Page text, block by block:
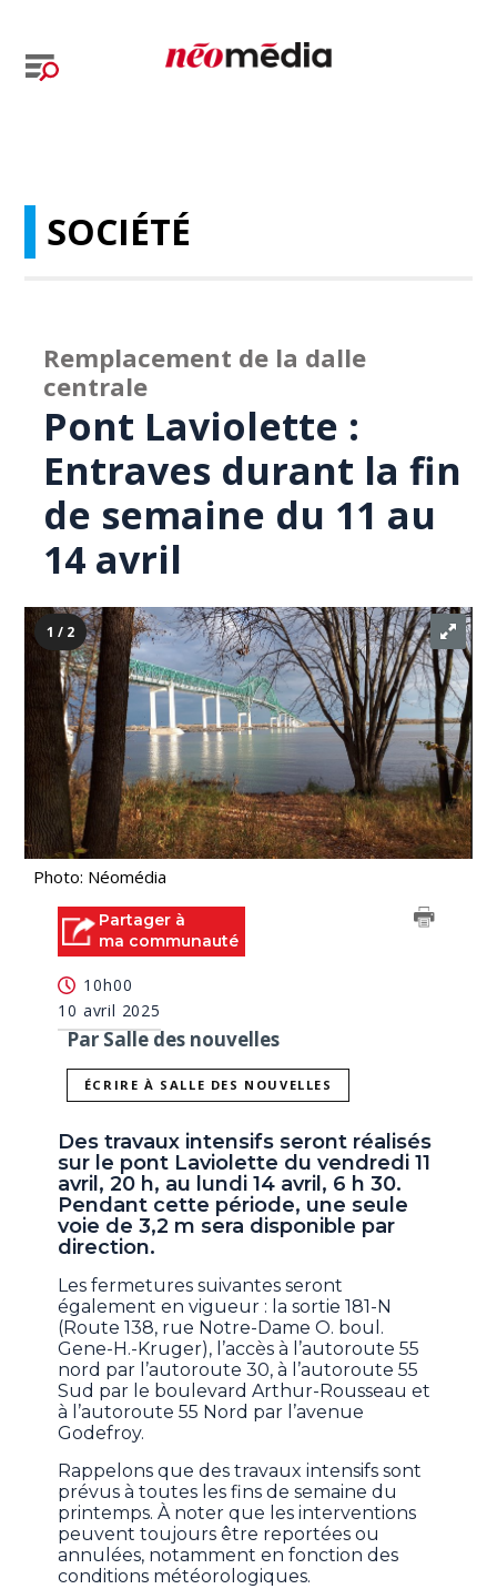
SOCIÉTÉ
Remplacement de la dalle
centrale
Pont Laviolette :
Entraves durant la fin
de semaine du 11 au
14 avril
1 / 2
Photo: Néomédia
Partager à
ma communauté
10h00
10 avril 2025
Par Salle des nouvelles
ÉCRIRE À SALLE DES NOUVELLES
Des travaux intensifs seront réalisés
sur le pont Laviolette du vendredi 11
avril, 20 h, au lundi 14 avril, 6 h 30.
Pendant cette période, une seule
voie de 3,2 m sera disponible par
direction.
Les fermetures suivantes seront
également en vigueur : la sortie 181-N
(Route 138, rue Notre-Dame O. boul.
Gene-H.-Kruger), l’accès à l’autoroute 55
nord par l’autoroute 30, à l’autoroute 55
Sud par le boulevard Arthur-Rousseau et
à l’autoroute 55 Nord par l’avenue
Godefroy.
Rappelons que des travaux intensifs sont
prévus à toutes les fins de semaine du
printemps. À noter que les interventions
peuvent toujours être reportées ou
annulées, notamment en fonction des
conditions météorologiques.